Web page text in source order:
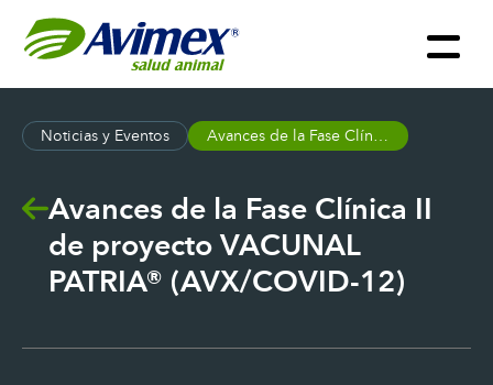
Noticias y Eventos Avances de la Fase Clínica II de proyecto VACUNAL PATRIA® (AVX/COVID-12)
Avances de la Fase Clínica II
de proyecto VACUNAL
PATRIA® (AVX/COVID-12)